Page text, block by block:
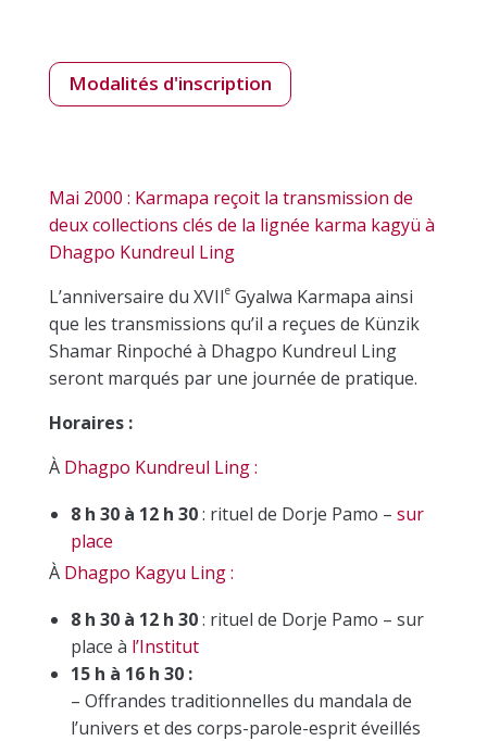
Modalités d'inscription
Mai 2000 : Karmapa reçoit la transmission de
deux collections clés de la lignée karma kagyü à
Dhagpo Kundreul Ling
L’anniversaire du XVIIeGyalwa Karmapa ainsi
que les transmissions qu’il a reçues de Künzik
Shamar Rinpoché à Dhagpo Kundreul Ling
seront marqués par une journée de pratique.
Horaires :
ÀDhagpo Kundreul Ling :
8 h 30 à 12 h 30: rituel de Dorje Pamo – sur
place
ÀDhagpo Kagyu Ling :
8 h 30 à 12 h 30: rituel de Dorje Pamo – sur
place à l’Institut
15 h à 16 h 30 :
– Offrandes traditionnelles du mandala de
l’univers et des corps-parole-esprit éveillés